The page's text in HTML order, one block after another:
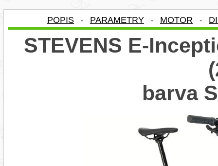
POPIS - PARAMETRY - MOTOR -
STEVENS E-
barva